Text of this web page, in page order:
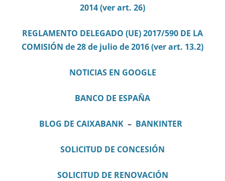
2014 (ver art. 26)
REGLAMENTO DELEGADO (UE) 2017/590 DE LA
COMISIÓN de 28 de julio de 2016 (ver art. 13.2)
NOTICIAS EN GOOGLE
BANCO DE ESPAÑA
BLOG DE CAIXABANK– BANKINTER
SOLICITUD DE CONCESIÓN
SOLICITUD DE RENOVACIÓN